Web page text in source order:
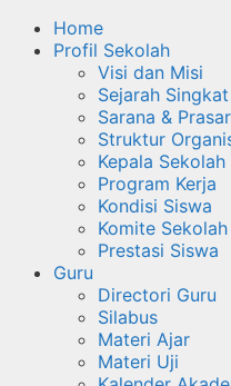
Home
Profil Sekolah
Visi dan Misi
Sejarah Singkat
Sarana &
Struktur
Kepala Sekolah
Program Kerja
Kondisi Siswa
Komite Sekolah
Prestasi Siswa
Guru
Directori Guru
Silabus
Materi Ajar
Materi Uji